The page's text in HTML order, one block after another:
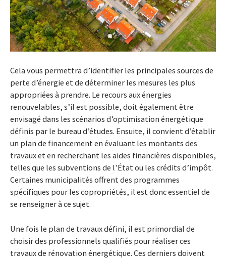
Cela vous permettra d’identifier les principales sources de
perte d’énergie et de déterminer les mesures les plus
appropriées à prendre. Le recours aux énergies
renouvelables, s’il est possible, doit également être
envisagé dans les scénarios d’optimisation énergétique
définis par le bureau d’études. Ensuite, il convient d’établir
un plan de financement en évaluant les montants des
travaux et en recherchant les aides financières disponibles,
telles que les subventions de l’État ou les crédits d’impôt.
Certaines municipalités offrent des programmes
spécifiques pour les copropriétés, il est donc essentiel de
se renseigner à ce sujet.
Une fois le plan de travaux défini, il est primordial de
choisir des professionnels qualifiés pour réaliser ces
travaux de rénovation énergétique. Ces derniers doivent